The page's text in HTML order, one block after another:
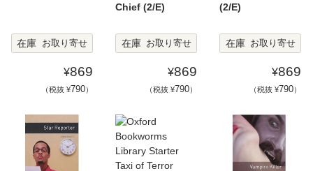
在庫 お取り寄せ
¥869
（税抜 ¥790）
Chief (2/E)
在庫 お取り寄せ
¥869
（税抜 ¥790）
(2/E)
在庫 お取り寄せ
¥869
（税抜 ¥790）